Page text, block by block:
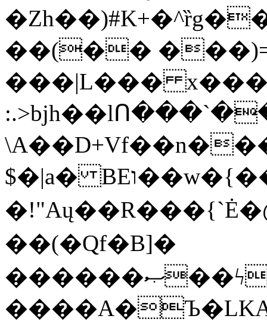
��(��
���|L���
$�|a� BEו��w�{���;���q�X��d%�������W� hU�(�1�Ū}9�S�F<��i�L3�;�
��(�Qf�B]�
������ޞ��ϟak��r��_39$�8�p���7�2�yIZ�R��x��/